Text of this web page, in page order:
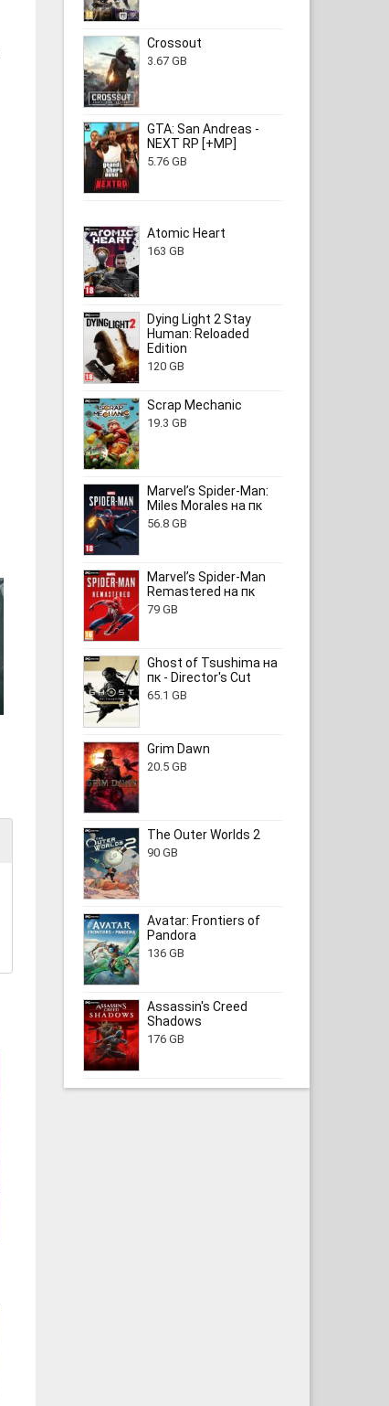
Crossout
3.67 GB
GTA: San Andreas -
NEXT RP [+MP]
5.76 GB
Atomic Heart
163 GB
Dying Light 2 Stay
Human: Reloaded
Edition
120 GB
Scrap Mechanic
19.3 GB
Marvel’s Spider-Man:
Miles Morales на пк
56.8 GB
Marvel’s Spider-Man
Remastered на пк
79 GB
Ghost of Tsushima на
пк - Director's Cut
65.1 GB
Grim Dawn
20.5 GB
The Outer Worlds 2
90 GB
Avatar: Frontiers of
Pandora
136 GB
Assassin's Creed
Shadows
176 GB